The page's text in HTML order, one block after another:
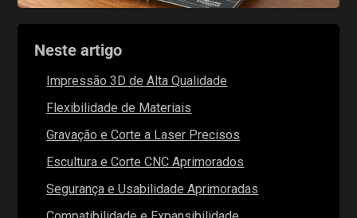
Neste artigo
Impressão 3D de Alta Qualidade
Flexibilidade de Materiais
Gravação e Corte a Laser Precisos
Escultura e Corte CNC Aprimorados
Segurança e Usabilidade Aprimoradas